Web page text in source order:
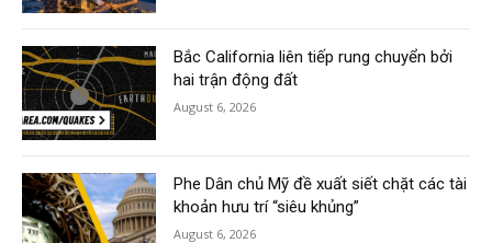
Bắc California liên tiếp rung chuyển bởi
hai trận động đất
August 6, 2026
Phe Dân chủ Mỹ đề xuất siết chặt các tài
khoản hưu trí “siêu khủng”
August 6, 2026